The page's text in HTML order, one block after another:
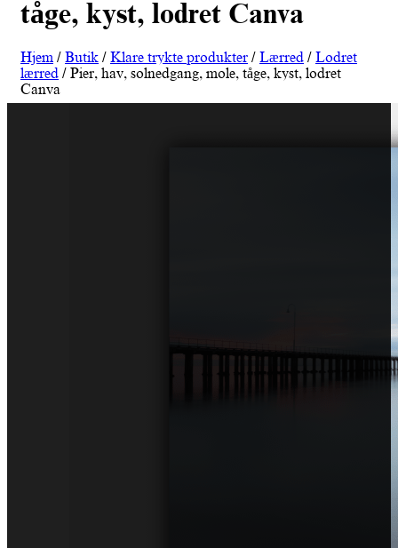
tåge, kyst, lodret Canva
Hjem / Butik / Klare trykte produkter / Lærred / Lodret
lærred / Pier, hav, solnedgang, mole, tåge, kyst, lodret
Canva